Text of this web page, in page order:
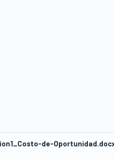
de-